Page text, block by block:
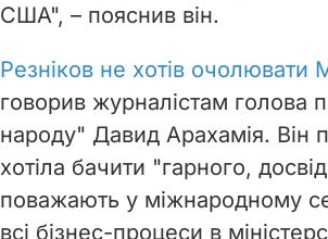
США", – пояснив він.
Резніков не хотів очолювати
говорив журналістам голова
народу" Давид Арахамія. Він
хотіла бачити "гарного,
поважають у міжнародному
всі бізнес-процеси в